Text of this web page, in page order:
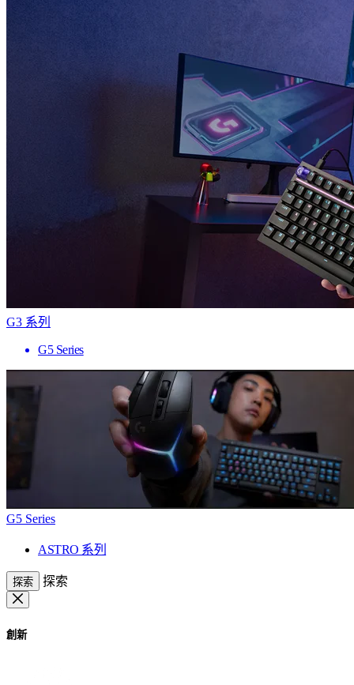
G3 系列
G5 Series
G5 Series
ASTRO 系列
探索 探索
創新